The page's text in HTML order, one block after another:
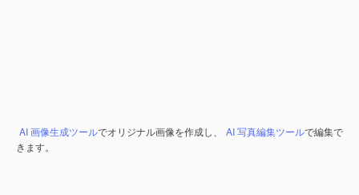
AI 画像生成ツールでオリジナル画像を作成し、 AI 写真編集ツールで編集で
きます。